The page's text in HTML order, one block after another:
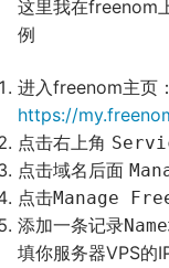
这里我在freenom
例
进入freenom主页：
https://
点击右上角
点击域名后面
点击Manage
添加一条记录Name
填你服务器VPS的